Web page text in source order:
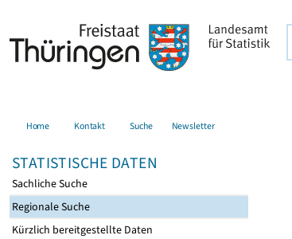
Home Kontakt Suche Newsletter
STATISTISCHE DATEN
Sachliche Suche
Regionale Suche
Kürzlich bereitgestellte Daten